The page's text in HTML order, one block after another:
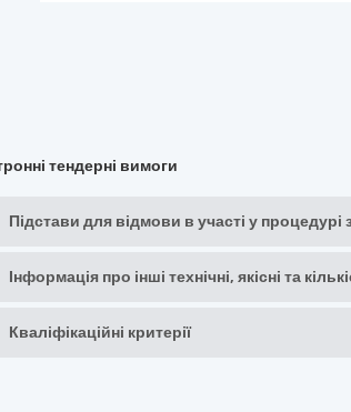
тендерні вимоги
Підстави для відмови в участі у процедурі
Інформація про інші технічні, якісні та
Кваліфікаційні критерії